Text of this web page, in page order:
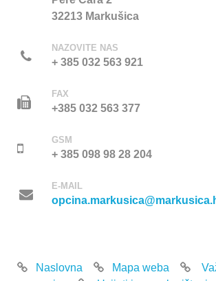
32213 Markušica
NAZOVITE NAS
+ 385 032 563 921
FAX
+385 032 563 377
GSM
+ 385 098 98 28 204
E-MAIL
Naslovna Mapa weba